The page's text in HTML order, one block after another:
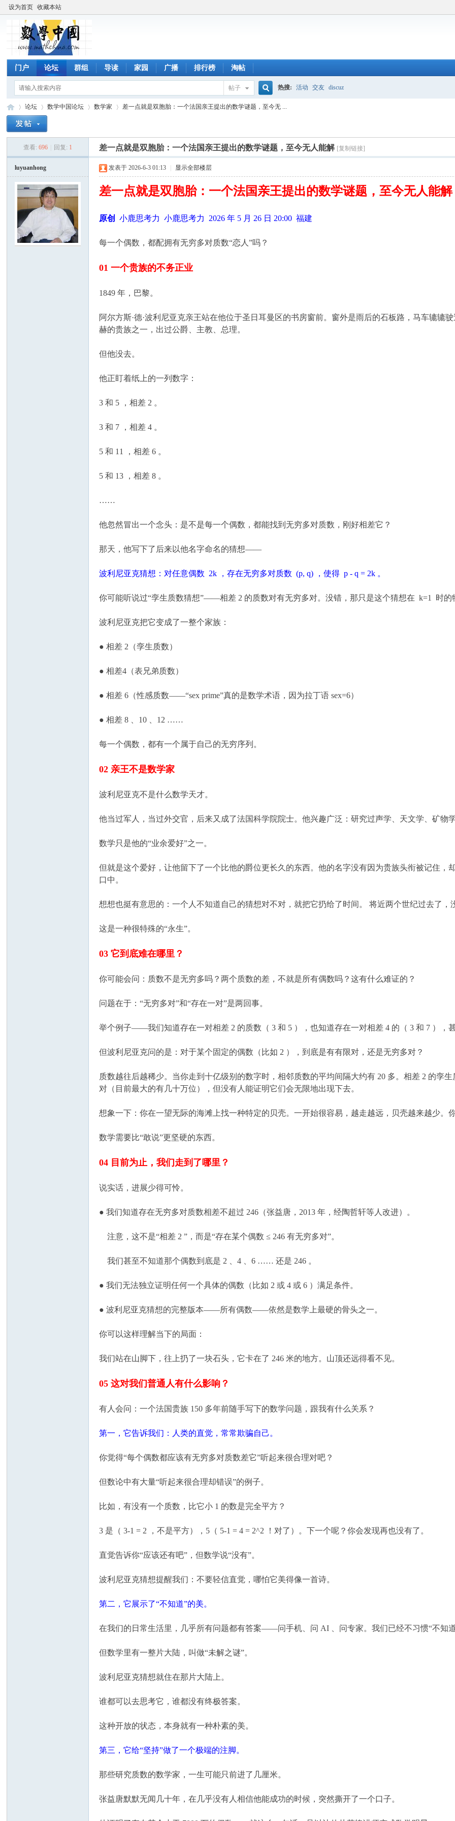
设为首页 收藏本站
门户 论坛 群组 导读 家园 广播 排行榜 淘帖
帖子
搜
索
热搜: 活动 交友 discuz
论坛
›
数学中国论坛 数学家 差一点就是双胞胎：一个法国亲王提出的数学谜题，至今无 ...
查看: 696 回复: 1 差一点就是双胞胎：一个法国亲王提出的数学谜题，至今无人能解 [复制链接]
luyuanhong 发表于 2026-6-3 01:13 显示全部楼层
差一点就是双胞胎：一个法国亲王提出的数学谜题，至今无人能解
原创 小鹿思考力 小鹿思考力 2026 年 5 月 26 日 20:00 福建
每一个偶数，都配拥有无穷多对质数“恋人”吗？
01 一个贵族的不务正业
1849 年，巴黎。
阿尔方斯·德·波利尼亚克亲王站在他位于圣日耳曼区的书房窗前。窗外是雨后的石板路，马车辘
赫的贵族之一，出过公爵、主教、总理。
但他没去。
他正盯着纸上的一列数字：
3 和 5 ，相差 2 。
3 和 7 ，相差 4 。
5 和 11 ，相差 6 。
5 和 13 ，相差 8 。
……
他忽然冒出一个念头：是不是每一个偶数，都能找到无穷多对质数，刚好相差它？
那天，他写下了后来以他名字命名的猜想——
波利尼亚克猜想：对任意偶数 2k ，存在无穷多对质数 (p, q) ，使得 p - q = 2k 。
你可能听说过“孪生质数猜想”——相差 2 的质数对有无穷多对。没错，那只是这个猜想在 k=1 时的
波利尼亚克把它变成了一整个家族：
● 相差 2（孪生质数）
● 相差4（表兄弟质数）
● 相差 6（性感质数——“sex prime”真的是数学术语，因为拉丁语 sex=6）
● 相差 8 、10 、12 ……
每一个偶数，都有一个属于自己的无穷序列。
02 亲王不是数学家
波利尼亚克不是什么数学天才。
他当过军人，当过外交官，后来又成了法国科学院院士。他兴趣广泛：研究过声学、天文学、矿物
数学只是他的“业余爱好”之一。
但就是这个爱好，让他留下了一个比他的爵位更长久的东西。他的名字没有因为贵族头衔被记住
口中。
想想也挺有意思的：一个人不知道自己的猜想对不对，就把它扔给了时间。 将近两个世纪过去了
这是一种很特殊的“永生”。
03 它到底难在哪里？
你可能会问：质数不是无穷多吗？两个质数的差，不就是所有偶数吗？这有什么难证的？
问题在于：“无穷多对”和“存在一对”是两回事。
举个例子——我们知道存在一对相差 2 的质数（ 3 和 5 ），也知道存在一对相差 4 的（ 3 和 7 ），
但波利尼亚克问的是：对于某个固定的偶数（比如 2 ），到底是有有限对，还是无穷多对？
质数越往后越稀少。当你走到十亿级别的数字时，相邻质数的平均间隔大约有 20 多。相差 2 的孪
对（目前最大的有几十万位），但没有人能证明它们会无限地出现下去。
想象一下：你在一望无际的海滩上找一种特定的贝壳。一开始很容易，越走越远，贝壳越来越少。
数学需要比“敢说”更坚硬的东西。
04 目前为止，我们走到了哪里？
说实话，进展少得可怜。
● 我们知道存在无穷多对质数相差不超过 246（张益唐，2013 年，经陶哲轩等人改进）。
注意，这不是“相差 2 ”，而是“存在某个偶数 ≤ 246 有无穷多对”。
我们甚至不知道那个偶数到底是 2 、4 、6 …… 还是 246 。
● 我们无法独立证明任何一个具体的偶数（比如 2 或 4 或 6 ）满足条件。
● 波利尼亚克猜想的完整版本——所有偶数——依然是数学上最硬的骨头之一。
你可以这样理解当下的局面：
我们站在山脚下，往上扔了一块石头，它卡在了 246 米的地方。山顶还远得看不见。
05 这对我们普通人有什么影响？
有人会问：一个法国贵族 150 多年前随手写下的数学问题，跟我有什么关系？
第一，它告诉我们：人类的直觉，常常欺骗自己。
你觉得“每个偶数都应该有无穷多对质数差它”听起来很合理对吧？
但数论中有大量“听起来很合理却错误”的例子。
比如，有没有一个质数，比它小 1 的数是完全平方？
3 是（ 3-1 = 2 ，不是平方），5（ 5-1 = 4 = 2^2 ！对了）。下一个呢？你会发现再也没有了。
直觉告诉你“应该还有吧”，但数学说“没有”。
波利尼亚克猜想提醒我们：不要轻信直觉，哪怕它美得像一首诗。
第二，它展示了“不知道”的美。
在我们的日常生活里，几乎所有问题都有答案——问手机、问 AI 、问专家。我们已经不习惯“不知
但数学里有一整片大陆，叫做“未解之谜”。
波利尼亚克猜想就住在那片大陆上。
谁都可以去思考它，谁都没有终极答案。
这种开放的状态，本身就有一种朴素的美。
第三，它给“坚持”做了一个极端的注脚。
那些研究质数的数学家，一生可能只前进了几厘米。
张益唐默默无闻几十年，在几乎没有人相信他能成功的时候，突然撕开了一个口子。